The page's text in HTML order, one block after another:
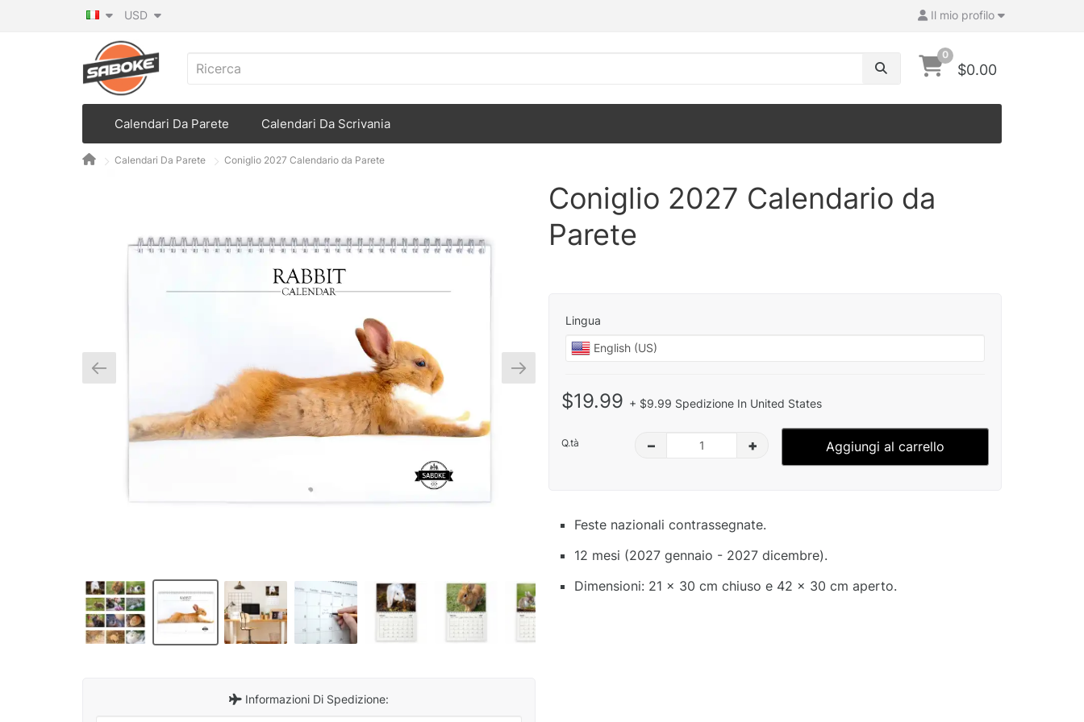
Il mio profilo
USD
0
$0.00
Calendari Da Parete Calendari Da Scrivania
Calendari Da Parete Coniglio 2027 Calendario da Parete
Informazioni Di Spedizione:
Coniglio 2027 Calendario da
Parete
Lingua
$19.99 + $9.99 Spedizione In United States
Q.tà – + Aggiungi al carrello
Feste nazionali contrassegnate.
12 mesi (2027 gennaio - 2027 dicembre).
Dimensioni: 21 x 30 cm chiuso e 42 x 30 cm aperto.